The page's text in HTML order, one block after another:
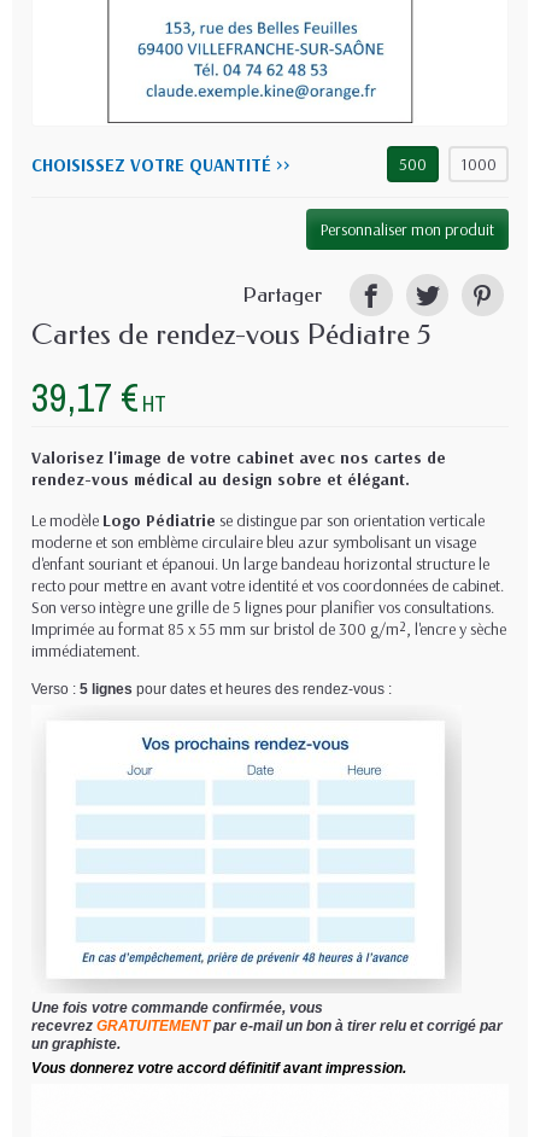
CHOISISSEZ VOTRE QUANTITÉ >> 500 1000
Personnaliser mon produit
Partager
Cartes de rendez-vous Pédiatre 5
39,17 € HT
Valorisez l'image de votre cabinet avec nos cartes de
rendez-vous médical au design sobre et élégant.
Le modèle Logo Pédiatrie se distingue par son orientation verticale
moderne et son emblème circulaire bleu azur symbolisant un visage
d'enfant souriant et épanoui. Un large bandeau horizontal structure le
recto pour mettre en avant votre identité et vos coordonnées de cabinet.
Son verso intègre une grille de 5 lignes pour planifier vos consultations.
Imprimée au format 85 x 55 mm sur bristol de 300 g/m², l'encre y sèche
immédiatement.
Verso : 5 lignes pour dates et heures des rendez-vous :
Une fois votre commande confirmée, vous
recevrez GRATUITEMENT par e-mail un bon à tirer relu et corrigé par
un graphiste.
Vous donnerez votre accord définitif avant impression.